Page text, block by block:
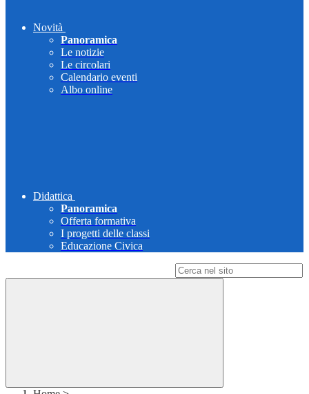
Novità
Panoramica
Le notizie
Le circolari
Calendario eventi
Albo online
Didattica
Panoramica
Offerta formativa
I progetti delle classi
Educazione Civica